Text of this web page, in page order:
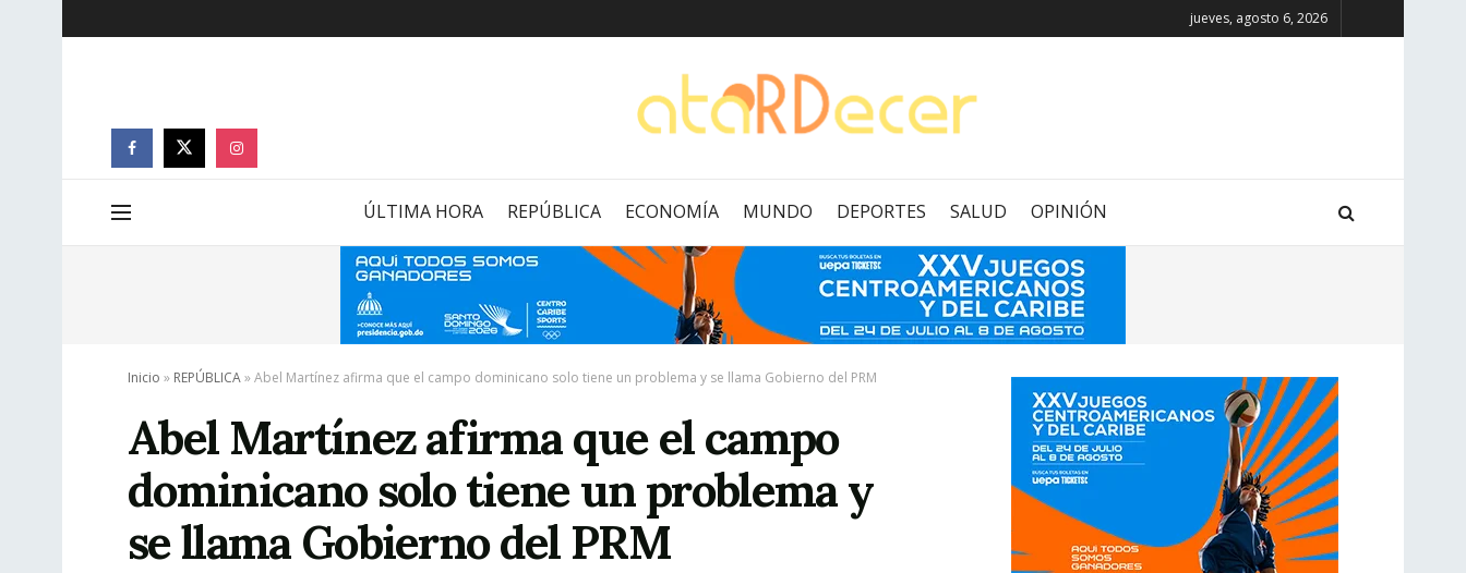
jueves, agosto 6, 2026
ÚLTIMA HORA REPÚBLICA ECONOMÍA MUNDO DEPORTES SALUD OPINIÓN
Inicio » REPÚBLICA»Abel Martínez afirma que el campo dominicano solo tiene un problema y se llama Gobierno del PRM
Abel Martínez afirma que el campo
dominicano solo tiene un problema y
se llama Gobierno del PRM